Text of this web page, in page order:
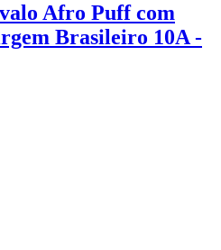
Afro Puff com
Brasileiro 10A -